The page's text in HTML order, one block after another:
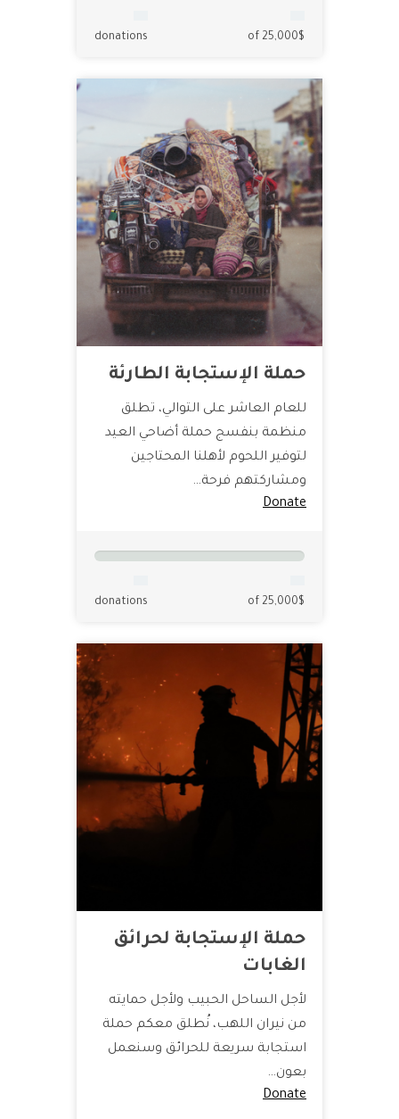
of 25,000$
donations
حملة الإستجابة الطارئة
للعام العاشر على التوالي، تطلق
منظمة بنفسج حملة أضاحي العيد
لتوفير اللحوم لأهلنا المحتاجين
ومشاركتهم فرحة…
Donate
of 25,000$
donations
حملة الإستجابة لحرائق
الغابات
لأجل الساحل الحبيب ولأجل حمايته
من نيران اللهب، نُطلق معكم حملة
استجابة سريعة للحرائق وسنعمل
بعون…
Donate